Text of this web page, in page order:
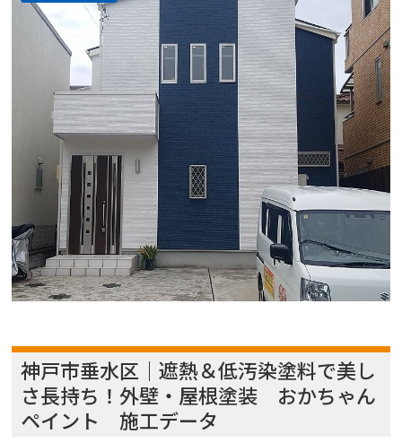
神戸市垂水区｜遮熱＆低汚染塗料で美し
さ長持ち！外壁・屋根塗装 おかちゃん
ペイント 施工データ